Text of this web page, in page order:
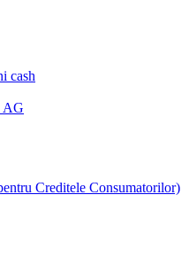
cash
Creditele Consumatorilor)